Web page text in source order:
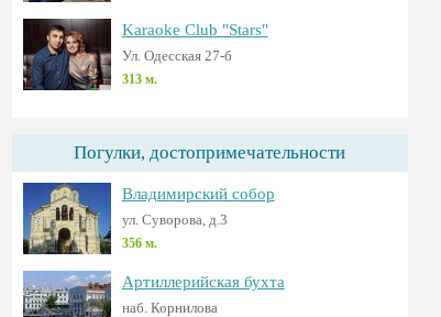
Karaoke Club "Stars"
Ул. Одесская 27-б
313 м.
Погулки, достопримечательности
Владимирский собор
ул. Суворова, д.3
356 м.
Артиллерийская бухта
наб. Корнилова